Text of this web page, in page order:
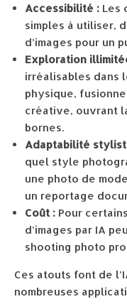
Accessibilité : Les
simples à utiliser,
d’images pour un
Exploration
irréalisables dans
physique,
créative, ouvrant
bornes.
Adaptabilité
quel style
une photo de
un reportage
Coût : Pour
d’images par IA
shooting photo
Ces atouts font de
nombreuses